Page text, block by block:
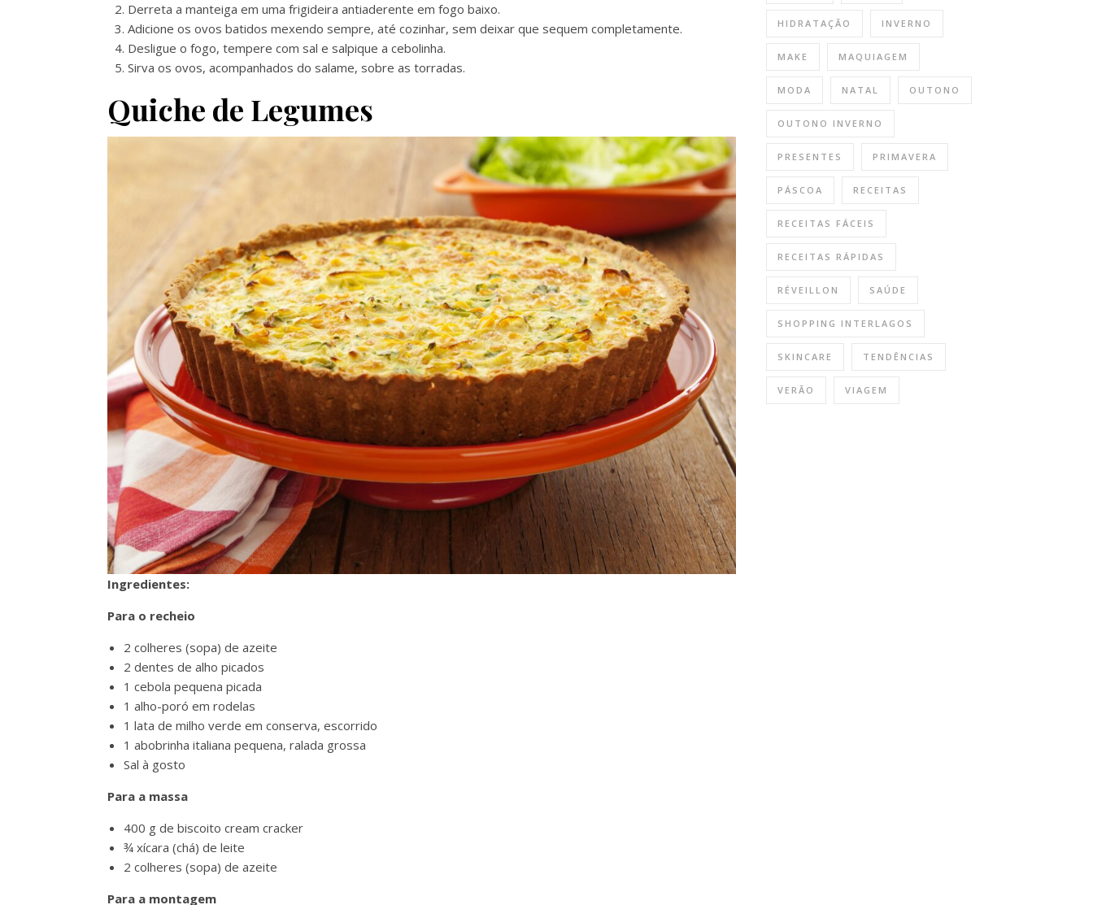
Derreta a manteiga em uma frigideira antiaderente em fogo baixo.
Adicione os ovos batidos mexendo sempre, até cozinhar, sem deixar que sequem completamente.
Desligue o fogo, tempere com sal e salpique a cebolinha.
Sirva os ovos, acompanhados do salame, sobre as torradas.
Quiche de Legumes
Ingredientes:
Para o recheio
2 colheres (sopa) de azeite
2 dentes de alho picados
1 cebola pequena picada
1 alho-poró em rodelas
1 lata de milho verde em conserva, escorrido
1 abobrinha italiana pequena, ralada grossa
Sal à gosto
Para a massa
400 g de biscoito cream cracker
¾ xícara (chá) de leite
2 colheres (sopa) de azeite
Para a montagem
HIDRATAÇÃO INVERNO
MAKE MAQUIAGEM
MODA NATAL OUTONO
OUTONO INVERNO
PRESENTES PRIMAVERA
PÁSCOA RECEITAS
RECEITAS FÁCEIS
RECEITAS RÁPIDAS
RÉVEILLON SAÚDE
SHOPPING INTERLAGOS
SKINCARE TENDÊNCIAS
VERÃO VIAGEM